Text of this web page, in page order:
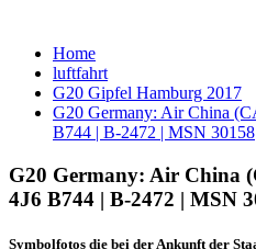
Home
luftfahrt
G20 Gipfel Hamburg 2017
G20 Germany: Air China
B744 | B-2472 | MSN 30158
G20 Germany: Air China
4J6 B744 | B-2472 | MSN
Symbolfotos die bei der Ankunft der